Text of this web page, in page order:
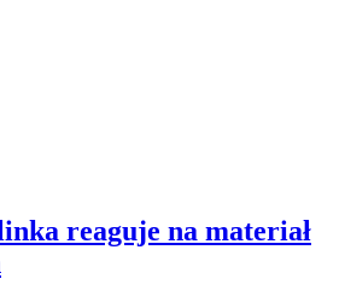
reaguje na materiał